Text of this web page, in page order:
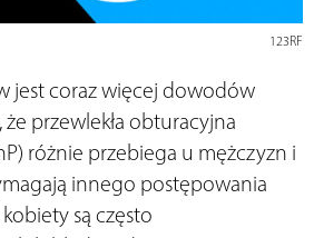
123RF
jest coraz więcej dowodów
przewlekła obturacyjna
różnie przebiega u mężczyzn i
innego postępowania
są często